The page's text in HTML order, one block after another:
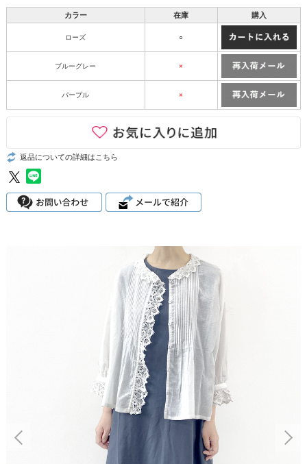
カラー 在庫 購入
ローズ ○
ブルーグレー ×
パープル ×
返品についての詳細はこちら